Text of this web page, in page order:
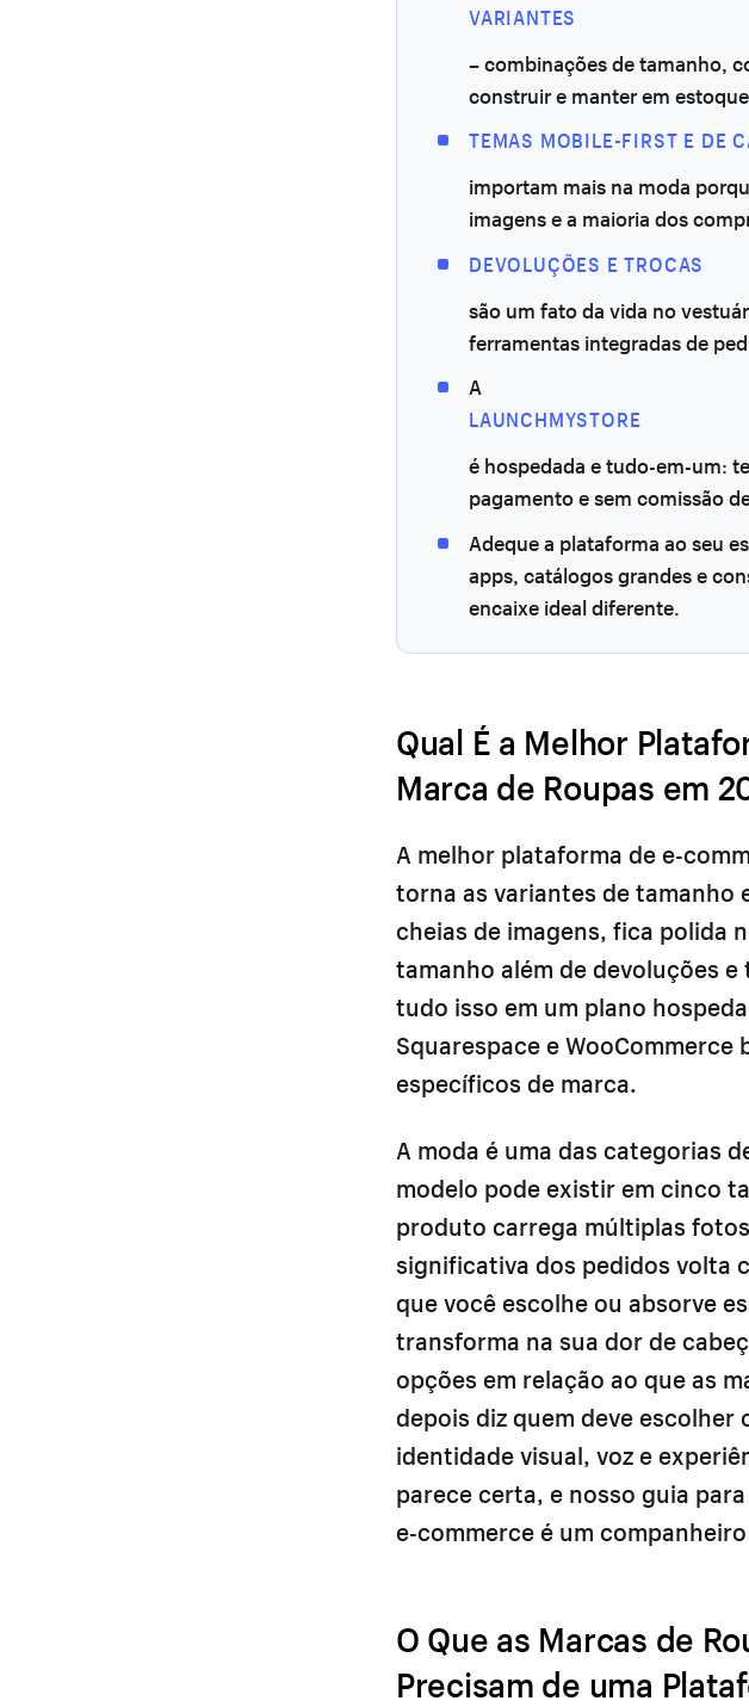
VARIANTES
– combinações de tamanho,
construir e manter em
TEMAS MOBILE-FIRST E DE
importam mais na moda
imagens e a maioria dos
DEVOLUÇÕES E TROCAS
são um fato da vida no
ferramentas integradas de
A
LAUNCHMYSTORE
é hospedada e tudo-em-um:
pagamento e sem comissão
Adeque a plataforma ao seu
apps, catálogos grandes e
encaixe ideal diferente.
Qual É a Melhor
Marca de Roupas em
A melhor plataforma de e-
torna as variantes de tamanho
cheias de imagens, fica polida
tamanho além de devoluções
tudo isso em um plano
Squarespace e
específicos de marca.
A moda é uma das categorias
modelo pode existir em cinco
produto carrega múltiplas
significativa dos pedidos volta
que você escolhe ou absorve
transforma na sua dor de
opções em relação ao que as
depois diz quem deve escolher
identidade visual, voz e
parece certa, e nosso guia para
e-commerceé um
O Que as Marcas de
Precisam de uma